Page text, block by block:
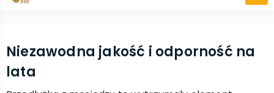
Niezawodna jakość i odporność na
lata